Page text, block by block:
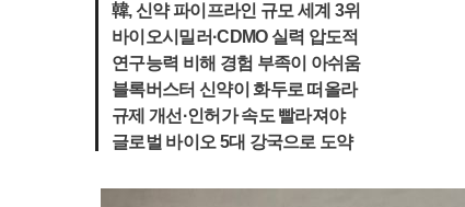
韓, 신약 파이프라인 규모 세계 3위
바이오시밀러·CDMO 실력 압도적
연구능력 비해 경험 부족이 아쉬움
블록버스터 신약이 화두로 떠올라
규제 개선·인허가 속도 빨라져야
글로벌 바이오 5대 강국으로 도약